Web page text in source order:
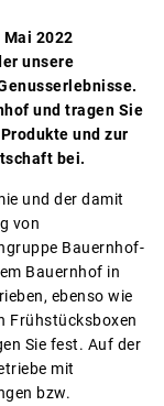
2022
unsere
und tragen Sie
und zur
bei.
und der damit
von
Bauernhof-
Bauernhof in
ebenso wie
Frühstücksboxen
Sie fest. Auf der
mit
bzw.